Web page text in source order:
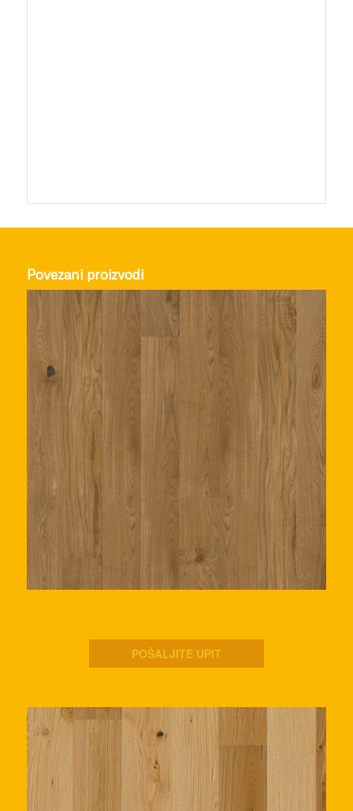
Povezani proizvodi
POŠALJITE UPIT